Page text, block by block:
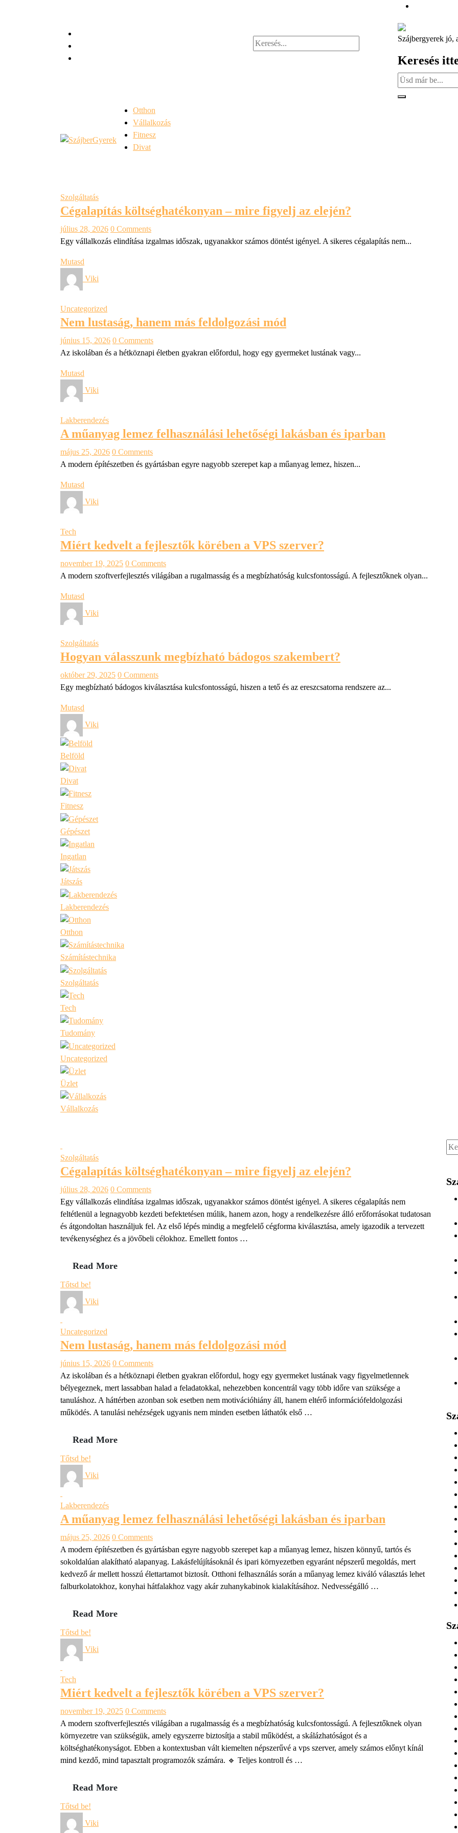
Szájbergyerek jó,
Keresés
Otthon
Vállalkozás
Fitnesz
Divat
Szolgáltatás
Cégalapítás költséghatékonyan – mire figyelj az elején?
július 28, 2026 0 Comments
Egy vállalkozás elindítása izgalmas időszak, ugyanakkor számos döntést igényel. A sikeres cégalapítás nem...
Mutasd
Viki
Uncategorized
Nem lustaság, hanem más feldolgozási mód
június 15, 2026 0 Comments
Az iskolában és a hétköznapi életben gyakran előfordul, hogy egy gyermeket lustának vagy...
Mutasd
Viki
Lakberendezés
A műanyag lemez felhasználási lehetőségi lakásban és iparban
május 25, 2026 0 Comments
A modern építészetben és gyártásban egyre nagyobb szerepet kap a műanyag lemez, hiszen...
Mutasd
Viki
Tech
Miért kedvelt a fejlesztők körében a VPS szerver?
november 19, 2025 0 Comments
A modern szoftverfejlesztés világában a rugalmasság és a megbízhatóság kulcsfontosságú. A fejlesztőknek olyan...
Mutasd
Viki
Szolgáltatás
Hogyan válasszunk megbízható bádogos szakembert?
október 29, 2025 0 Comments
Egy megbízható bádogos kiválasztása kulcsfontosságú, hiszen a tető és az ereszcsatorna rendszere az...
Mutasd
Viki
Belföld
Divat
Fitnesz
Gépészet
Ingatlan
Játszás
Lakberendezés
Otthon
Számítástechnika
Szolgáltatás
Tech
Tudomány
Uncategorized
Üzlet
Vállalkozás
Szolgáltatás
Cégalapítás költséghatékonyan – mire figyelj az elején?
július 28, 2026 0 Comments
Egy vállalkozás elindítása izgalmas időszak, ugyanakkor számos döntést igényel. A sikeres cégalapítás nem
feltétlenül a legnagyobb kezdeti befektetésen múlik, hanem azon, hogy a rendelkezésre álló erőforrásokat tudatosan
és átgondoltan használjuk fel. Az első lépés mindig a megfelelő cégforma kiválasztása, amely igazodik a tervezett
tevékenységhez és a jövőbeli célokhoz. Emellett fontos …
Read More
Tőtsd be!
Viki
Uncategorized
Nem lustaság, hanem más feldolgozási mód
június 15, 2026 0 Comments
Az iskolában és a hétköznapi életben gyakran előfordul, hogy egy gyermeket lustának vagy figyelmetlennek
bélyegeznek, mert lassabban halad a feladatokkal, nehezebben koncentrál vagy több időre van szüksége a
tanuláshoz. A háttérben azonban sok esetben nem motivációhiány áll, hanem eltérő információfeldolgozási
működés. A tanulási nehézségek ugyanis nem minden esetben láthatók első …
Read More
Tőtsd be!
Viki
Lakberendezés
A műanyag lemez felhasználási lehetőségi lakásban és iparban
május 25, 2026 0 Comments
A modern építészetben és gyártásban egyre nagyobb szerepet kap a műanyag lemez, hiszen könnyű, tartós és
sokoldalúan alakítható alapanyag. Lakásfelújításoknál és ipari környezetben egyaránt népszerű megoldás, mert
kedvező ár mellett hosszú élettartamot biztosít. Otthoni felhasználás során a műanyag lemez kiváló választás lehet
falburkolatokhoz, konyhai hátfalakhoz vagy akár zuhanykabinok kialakításához. Nedvességálló …
Read More
Tőtsd be!
Viki
Tech
Miért kedvelt a fejlesztők körében a VPS szerver?
november 19, 2025 0 Comments
A modern szoftverfejlesztés világában a rugalmasság és a megbízhatóság kulcsfontosságú. A fejlesztőknek olyan
környezetre van szükségük, amely egyszerre biztosítja a stabil működést, a skálázhatóságot és a
költséghatékonyságot. Ebben a kontextusban vált kiemelten népszerűvé a vps szerver, amely számos előnyt kínál
mind kezdő, mind tapasztalt programozók számára. 🔹 Teljes kontroll és …
Read More
Tőtsd be!
Viki